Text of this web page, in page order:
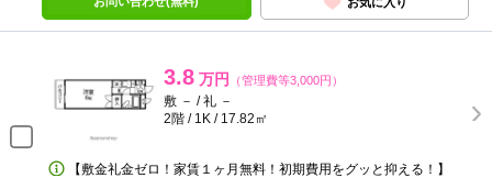
3.8 万円 （管理費等3,000円）
敷 － / 礼 －
2階 / 1K / 17.82㎡
【敷金礼金ゼロ！家賃１ヶ月無料！初期費用をグッと抑える！】